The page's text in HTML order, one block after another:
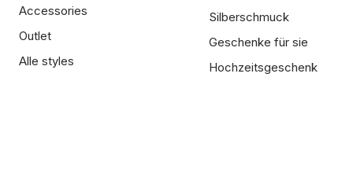
Accessories
Outlet
Alle styles
Silberschmuck
Geschenke für sie
Hochzeitsgeschenk